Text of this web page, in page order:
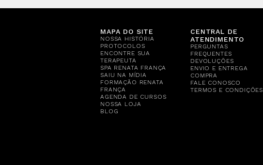
MAPA DO SITE
NOSSA HISTÓRIA
PROTOCOLOS
ENCONTRE SUA
TERAPEUTA
SPA RENATA FRANÇA
SAIU NA MÍDIA
FORMAÇÃO RENATA
FRANÇA
AGENDA DE CURSOS
NOSSA LOJA
BLOG
CENTRAL DE
ATENDIMENTO
PERGUNTAS
FREQUENTES
DEVOLUÇÕES
ENVIO E ENTREGA
COMPRA
FALE CONOSCO
TERMOS E CONDIÇÕES